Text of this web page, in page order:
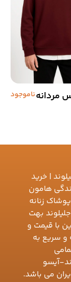
مردانهناموجود
| خرید
زندگی هامون
زنانه
بهت
با قیمت و
و سریع به
آیسو
می باشد.